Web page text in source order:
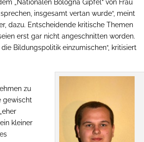
„Nationalen Bologna Gipfel“ von Frau
insgesamt vertan wurde“, meint
dazu. Entscheidende kritische Themen
erst gar nicht angeschnitten worden.
Bildungspolitik einzumischen“, kritisiert
zu
gewischt
kleiner